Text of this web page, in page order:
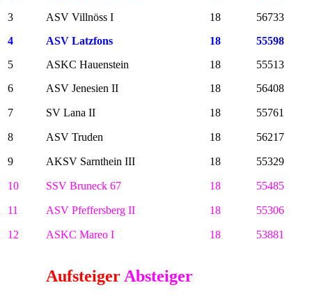
3
ASV Villnöss I 18
56733
4
ASV Latzfons 18
55598
5
ASKC Hauenstein 18
55513
6
ASV Jenesien II 18 56408
7 SV Lana II 18 55761
8 ASV Truden 18 56217
9 AKSV Sarnthein III 18 55329
10 SSV Bruneck 67 18 55485
11 ASV Pfeffersberg II 18 55306
12 ASKC Mareo I 18 53881
Aufsteiger Absteiger